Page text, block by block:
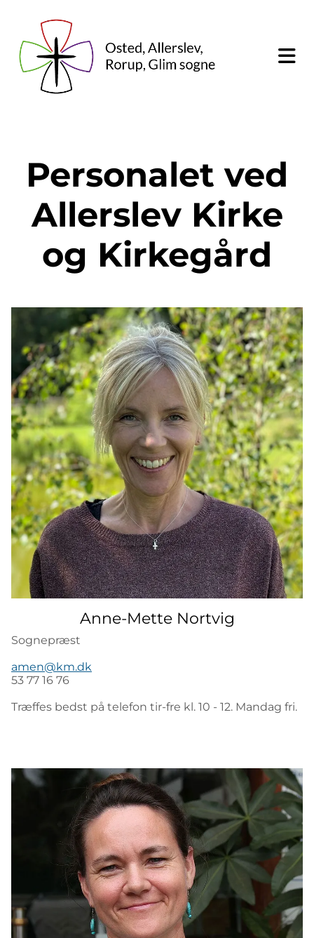
Personalet ved
Allerslev Kirke
og Kirkegård
Anne-Mette Nortvig
Sognepræst
amen@km.dk
53 77 16 76
Træffes bedst på telefon tir-fre kl. 10 - 12. Mandag fri.